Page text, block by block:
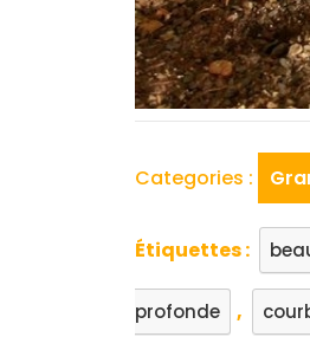
Categories :
Étiquettes :
profonde ,